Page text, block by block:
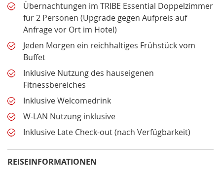
Übernachtungen im TRIBE Essential Doppelzimmer
für 2 Personen (Upgrade gegen Aufpreis auf
Anfrage vor Ort im Hotel)
Jeden Morgen ein reichhaltiges Frühstück vom
Buffet
Inklusive Nutzung des hauseigenen
Fitnessbereiches
Inklusive Welcomedrink
W-LAN Nutzung inklusive
Inklusive Late Check-out (nach Verfügbarkeit)
REISEINFORMATIONEN